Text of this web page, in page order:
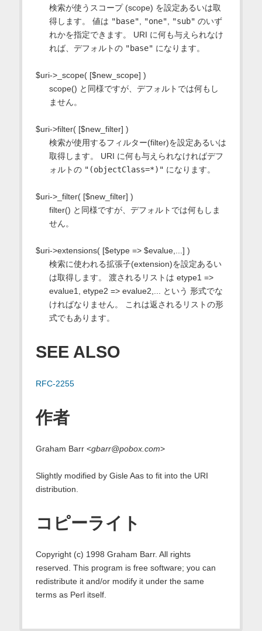
検索が使うスコープ (scope) を設定あるいは取
得します。 値は "base", "one", "sub" のいず
れかを指定できます。 URI に何も与えられなけ
れば、デフォルトの "base" になります。
$uri->_scope( [$new_scope] )
scope() と同様ですが、デフォルトでは何もし
ません。
$uri->filter( [$new_filter] )
検索が使用するフィルター(filter)を設定あるいは
取得します。 URI に何も与えられなければデフ
ォルトの "(objectClass=*)" になります。
$uri->_filter( [$new_filter] )
filter() と同様ですが、デフォルトでは何もしま
せん。
$uri->extensions( [$etype => $evalue,...] )
検索に使われる拡張子(extension)を設定あるい
は取得します。 渡されるリストは etype1 =>
evalue1, etype2 => evalue2,... という 形式でな
ければなりません。 これは返されるリストの形
式でもあります。
SEE ALSO
RFC-2255
作者
Graham Barr <gbarr@pobox.com>
Slightly modified by Gisle Aas to fit into the URI
distribution.
コピーライト
Copyright (c) 1998 Graham Barr. All rights
reserved. This program is free software; you can
redistribute it and/or modify it under the same
terms as Perl itself.